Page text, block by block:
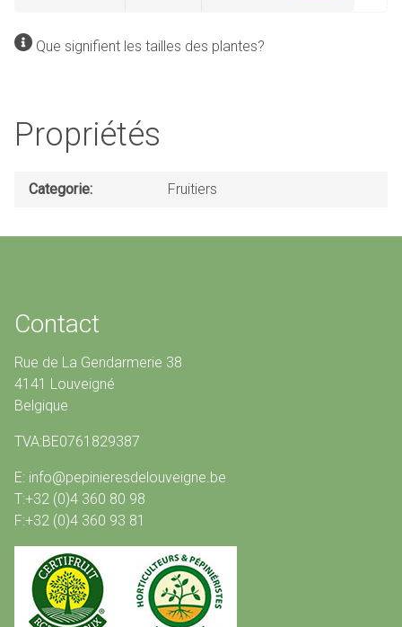
Que signifient les tailles des plantes?
Propriétés
Categorie Fruitiers
Contact
Rue de La Gendarmerie 38
4141 Louveigné
Belgique
TVA:BE0761829387
E: info@pepinieresdelouveigne.be
T:+32 (0)4 360 80 98
F:+32 (0)4 360 93 81